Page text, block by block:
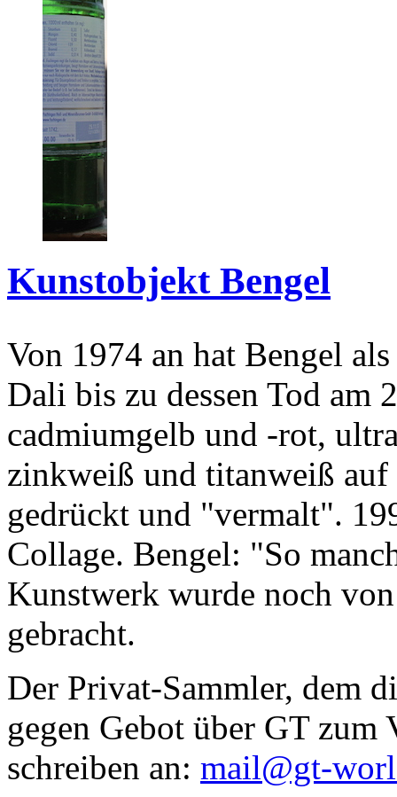
Kunstobjekt Bengel
Von 1974 an hat Bengel
Dali bis zu dessen Tod am
cadmiumgelb und -rot,
zinkweiß und titanweiß
gedrückt und "vermalt".
Collage. Bengel: "So
Kunstwerk wurde noch
gebracht.
Der Privat-Sammler, dem
gegen Gebot über GT zum
schreiben an: mail@gt-